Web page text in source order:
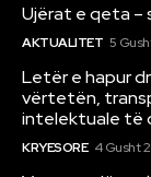
Ujërat e qeta –
AKTUALITET 5
Letër e hapur
vërtetën,
intelektuale të
KRYESORE 4 Gusht